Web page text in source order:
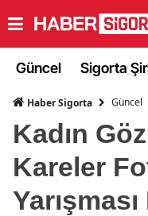
Güncel Sigorta
Haber Sigorta Güncel
Kadın
Kareler